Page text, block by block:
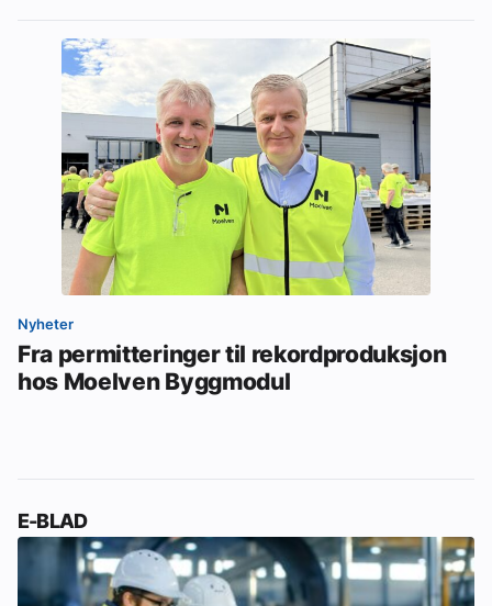
Nyheter
Fra permitteringer til rekordproduksjon
hos Moelven Byggmodul
E-BLAD